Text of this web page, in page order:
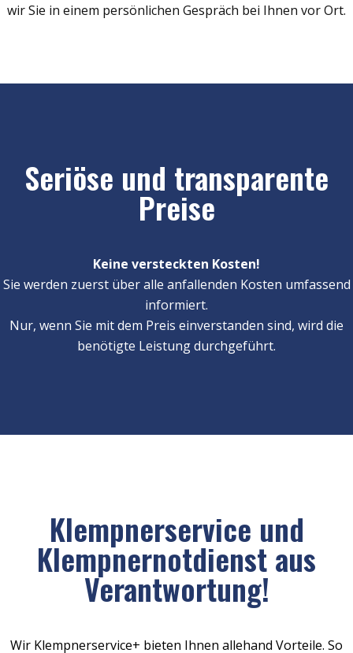
wir Sie in einem persönlichen Gespräch bei Ihnen vor Ort.
Seriöse und transparente
Preise
Keine versteckten Kosten!
Sie werden zuerst über alle anfallenden Kosten umfassend
informiert.
Nur, wenn Sie mit dem Preis einverstanden sind, wird die
benötigte Leistung durchgeführt.
Klempnerservice und
Klempnernotdienst aus
Verantwortung!
Wir Klempnerservice+ bieten Ihnen allehand Vorteile. So